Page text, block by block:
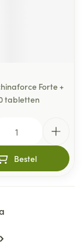
Forte +
tabletten
Bestel